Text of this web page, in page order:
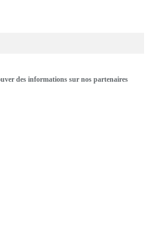
des informations sur nos partenaires